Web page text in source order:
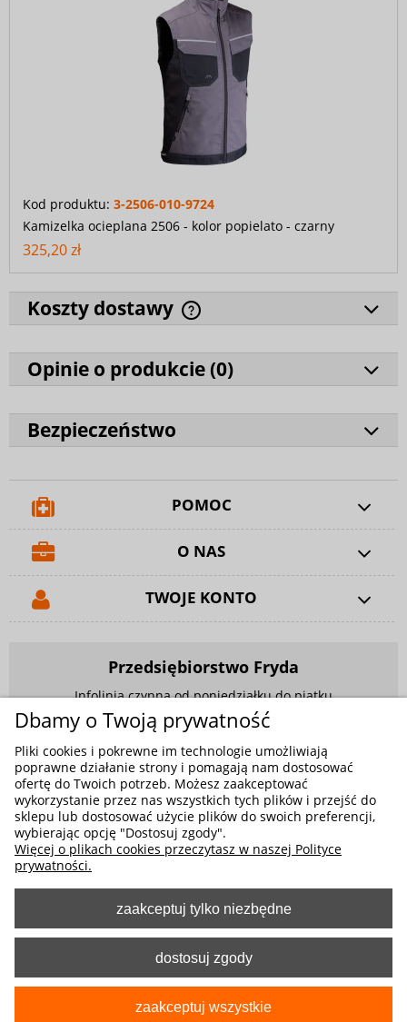
Kod produktu: 3-2506-010-9724
Kamizelka ocieplana 2506 - kolor popielato - czarny
325,20 zł
Koszty dostawy
Opinie o produkcie (0)
Bezpieczeństwo
POMOC
O NAS
TWOJE KONTO
Przedsiębiorstwo Fryda
Infolinia czynna od poniedziałku do piątku
w godzinach 9.00 - 17.00
881 703 704
E-mail:sklep@fryda.com.pl
Sklepy stacjonarne:
ul. Składowa 26, 34-400 Nowy Targ
ul. Żywiecka 91, 43-300 Bielsko-Biała
MOŻLIWE FORMY PŁATNOŚCI
Dbamy o Twoją prywatność
Pliki cookies i pokrewne im technologie umożliwiają
poprawne działanie strony i pomagają nam dostosować
ofertę do Twoich potrzeb. Możesz zaakceptować
wykorzystanie przez nas wszystkich tych plików i przejść do
sklepu lub dostosować użycie plików do swoich preferencji,
wybierając opcję "Dostosuj zgody".
Więcej o plikach cookies przeczytasz w naszej Polityce
prywatności.
zaakceptuj tylko niezbędne
dostosuj zgody
zaakceptuj wszystkie